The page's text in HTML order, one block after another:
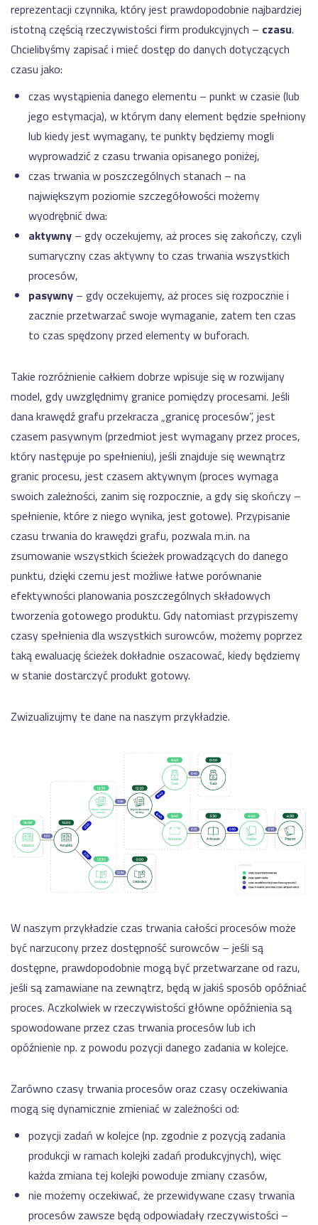
reprezentacji czynnika, który jest prawdopodobnie najbardziej
istotną częścią rzeczywistości firm produkcyjnych – czasu.
Chcielibyśmy zapisać i mieć dostęp do danych dotyczących
czasu jako:
czas wystąpienia danego elementu – punkt w czasie (lub
jego estymacja), w którym dany element będzie spełniony
lub kiedy jest wymagany, te punkty będziemy mogli
wyprowadzić z czasu trwania opisanego poniżej,
czas trwania w poszczególnych stanach – na
największym poziomie szczegółowości możemy
wyodrębnić dwa:
aktywny – gdy oczekujemy, aż proces się zakończy, czyli
sumaryczny czas aktywny to czas trwania wszystkich
procesów,
pasywny – gdy oczekujemy, aż proces się rozpocznie i
zacznie przetwarzać swoje wymaganie, zatem ten czas
to czas spędzony przed elementy w buforach.
Takie rozróżnienie całkiem dobrze wpisuje się w rozwijany
model, gdy uwzględnimy granice pomiędzy procesami. Jeśli
dana krawędź grafu przekracza „granicę procesów”, jest
czasem pasywnym (przedmiot jest wymagany przez proces,
który następuje po spełnieniu), jeśli znajduje się wewnątrz
granic procesu, jest czasem aktywnym (proces wymaga
swoich zależności, zanim się rozpocznie, a gdy się skończy –
spełnienie, które z niego wynika, jest gotowe). Przypisanie
czasu trwania do krawędzi grafu, pozwala m.in. na
zsumowanie wszystkich ścieżek prowadzących do danego
punktu, dzięki czemu jest możliwe łatwe porównanie
efektywności planowania poszczególnych składowych
tworzenia gotowego produktu. Gdy natomiast przypiszemy
czasy spełnienia dla wszystkich surowców, możemy poprzez
taką ewaluację ścieżek dokładnie oszacować, kiedy będziemy
w stanie dostarczyć produkt gotowy.
Zwizualizujmy te dane na naszym przykładzie.
W naszym przykładzie czas trwania całości procesów może
być narzucony przez dostępność surowców – jeśli są
dostępne, prawdopodobnie mogą być przetwarzane od razu,
jeśli są zamawiane na zewnątrz, będą w jakiś sposób opóźniać
proces. Aczkolwiek w rzeczywistości główne opóźnienia są
spowodowane przez czas trwania procesów lub ich
opóźnienie np. z powodu pozycji danego zadania w kolejce.
Zarówno czasy trwania procesów oraz czasy oczekiwania
mogą się dynamicznie zmieniać w zależności od:
pozycji zadań w kolejce (np. zgodnie z pozycją zadania
produkcji w ramach kolejki zadań produkcyjnych), więc
każda zmiana tej kolejki powoduje zmiany czasów,
nie możemy oczekiwać, że przewidywane czasy trwania
procesów zawsze będą odpowiadały rzeczywistości –